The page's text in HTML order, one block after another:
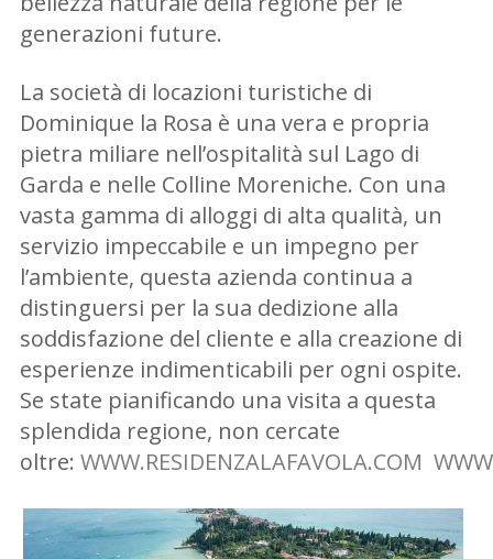
generazioni future.
La società di locazioni turistiche di
Dominique la Rosa è una vera e propria
pietra miliare nell’ospitalità sul Lago di
Garda e nelle Colline Moreniche. Con una
vasta gamma di alloggi di alta qualità, un
servizio impeccabile e un impegno per
l’ambiente, questa azienda continua a
distinguersi per la sua dedizione alla
soddisfazione del cliente e alla creazione di
esperienze indimenticabili per ogni ospite.
Se state pianificando una visita a questa
splendida regione, non cercate
oltre: WWW.RESIDENZALAFAVOLA.COM